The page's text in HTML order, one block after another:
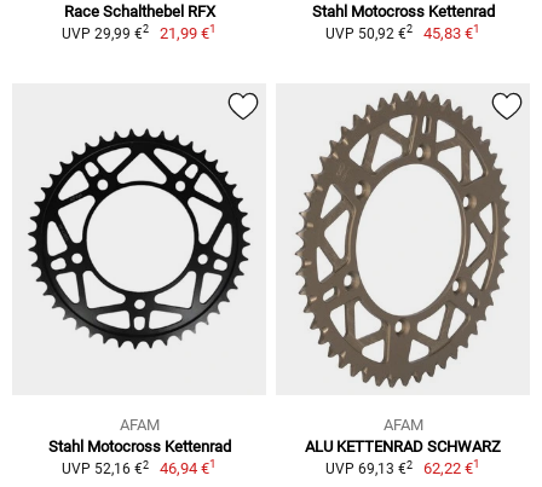
Race Schalthebel RFX
UVP 29,99 €2 21,99 €1
Stahl Motocross Kettenrad
UVP 50,92 €2 45,83 €1
AFAM
Stahl Motocross Kettenrad
UVP 52,16 €2 46,94 €1
AFAM
ALU KETTENRAD SCHWARZ
UVP 69,13 €2 62,22 €1